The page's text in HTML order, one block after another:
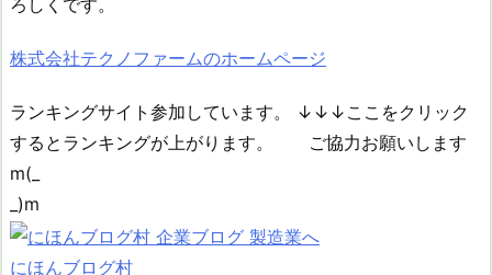
ろしくです。
株式会社テクノファームのホームページ
ランキングサイト参加しています。 ↓↓↓ここをクリック
するとランキングが上がります。 ご協力お願いします
m(_
にほんブログ村